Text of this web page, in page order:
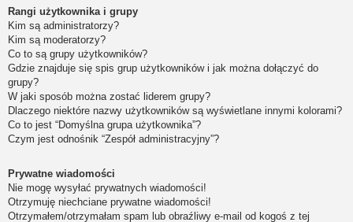
Rangi użytkownika i grupy
Kim są administratorzy?
Kim są moderatorzy?
Co to są grupy użytkowników?
Gdzie znajduje się spis grup użytkowników i jak można dołączyć do
grupy?
W jaki sposób można zostać liderem grupy?
Dlaczego niektóre nazwy użytkowników są wyświetlane innymi kolorami?
Co to jest “Domyślna grupa użytkownika”?
Czym jest odnośnik “Zespół administracyjny”?
Prywatne wiadomości
Nie mogę wysyłać prywatnych wiadomości!
Otrzymuję niechciane prywatne wiadomości!
Otrzymałem/otrzymałam spam lub obraźliwy e-mail od kogoś z tej